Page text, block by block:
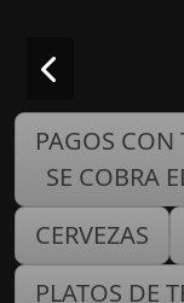
PAGOS CON
SE COBRA
CERVEZAS
PLATOS DE